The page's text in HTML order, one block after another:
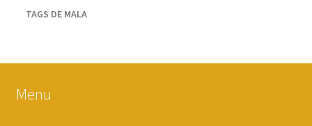
TAGS DE MALA
Menu